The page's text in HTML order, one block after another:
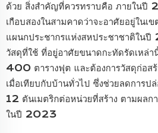
ด้วย สิ่งสำคัญที่ควรทราบคือ ภายในปี
เกือบสองในสามคาดว่าจะอาศัยอยู่ในเ
แผนกประชากรแห่งสหประชาชาติใน
วัสดุที่ใช้ ที่อยู่อาศัยขนาดกะทัดรัดเหล่
400 ตารางฟุต และต้องการวัสดุก่อส
เมื่อเทียบกับบ้านทั่วไป ซึ่งช่วยลดการ
12 ตันเมตริกต่อหน่วยที่สร้าง ตามผลก
ในปี 2023